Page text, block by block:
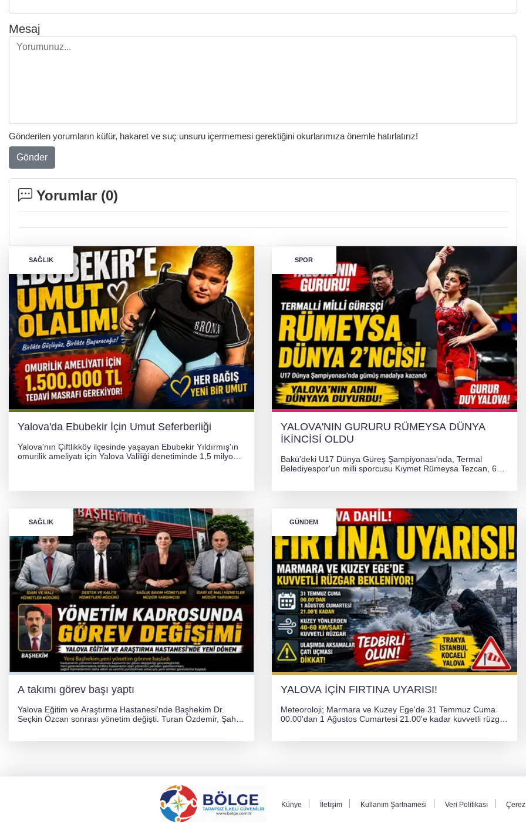
Mesaj
Gönderilen yorumların küfür, hakaret ve suç unsuru içermemesi gerektiğini okurlarımıza önemle hatırlatırız!
Gönder
Yorumlar (0)
SAĞLIK
Yalova'da Ebubekir İçin Umut Seferberliği
Yalova'nın Çiftlikköy ilçesinde yaşayan Ebubekir Yıldırmış'ın
omurilik ameliyatı için Yalova Valiliği denetiminde 1,5 milyon
SPOR
YALOVA'NIN GURURU RÜMEYSA DÜNYA
İKİNCİSİ OLDU
Bakü'deki U17 Dünya Güreş Şampiyonası'nda, Termal
Belediyespor'un milli sporcusu Kıymet Rümeysa Tezcan, 69
SAĞLIK
A takımı görev başı yaptı
Yalova Eğitim ve Araştırma Hastanesi'nde Başhekim Dr.
Seçkin Özcan sonrası yönetim değişti. Turan Özdemir, Şahin
GÜNDEM
YALOVA İÇİN FIRTINA UYARISI!
Meteoroloji; Marmara ve Kuzey Ege'de 31 Temmuz Cuma
00.00'dan 1 Ağustos Cumartesi 21.00'e kadar kuvvetli rüzgar
Künye İletişim Kullanım Şartnamesi Veri Politikası Çerez